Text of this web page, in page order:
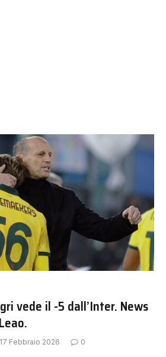
vede il -5 dall’Inter. News
17 Febbraio 2026 0